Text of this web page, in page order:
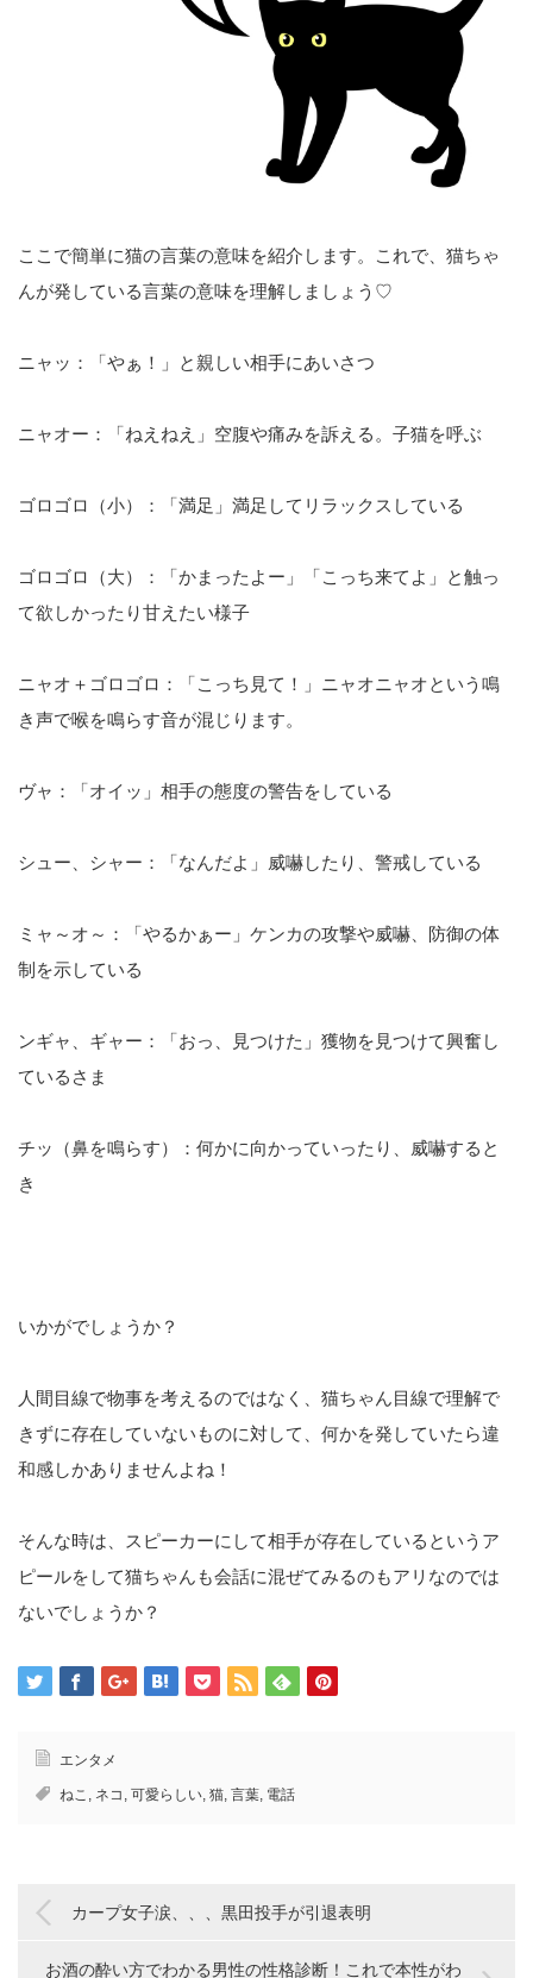
ここで簡単に猫の言葉の意味を紹介します。これで、猫ちゃ
んが発している言葉の意味を理解しましょう♡
ニャッ：「やぁ！」と親しい相手にあいさつ
ニャオー：「ねえねえ」空腹や痛みを訴える。子猫を呼ぶ
ゴロゴロ（小）：「満足」満足してリラックスしている
ゴロゴロ（大）：「かまったよー」「こっち来てよ」と触っ
て欲しかったり甘えたい様子
ニャオ＋ゴロゴロ：「こっち見て！」ニャオニャオという鳴
き声で喉を鳴らす音が混じります。
ヴャ：「オイッ」相手の態度の警告をしている
シュー、シャー：「なんだよ」威嚇したり、警戒している
ミャ～オ～：「やるかぁー」ケンカの攻撃や威嚇、防御の体
制を示している
ンギャ、ギャー：「おっ、見つけた」獲物を見つけて興奮し
ているさま
チッ（鼻を鳴らす）：何かに向かっていったり、威嚇すると
き
いかがでしょうか？
人間目線で物事を考えるのではなく、猫ちゃん目線で理解で
きずに存在していないものに対して、何かを発していたら違
和感しかありませんよね！
そんな時は、スピーカーにして相手が存在しているというア
ピールをして猫ちゃんも会話に混ぜてみるのもアリなのでは
ないでしょうか？
エンタメ
ねこ ネコ 可愛らしい 猫 言葉 電話
カープ女子涙、、、黒田投手が引退表明
お酒の酔い方でわかる男性の性格診断！これで本性がわ